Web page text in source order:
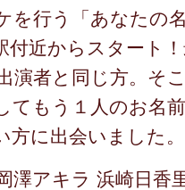
を行う「あなたの
付近からスタート
演者と同じ方。そ
てもう１人のお名
に出会いました。
澤アキラ 浜崎日香